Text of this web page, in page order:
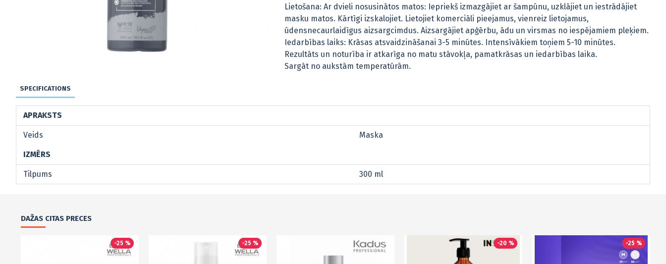
Lietošana: Ar dvieli nosusinātos matos: Iepriekš izmazgājiet ar šampūnu, uzklājiet un iestrādājiet
masku matos. Kārtīgi izskalojiet. Lietojiet komerciāli pieejamus, vienreiz lietojamus,
ūdensnecaurlaidīgus aizsargcimdus. Aizsargājiet apģērbu, ādu un virsmas no iespējamiem pleķiem.
Iedarbības laiks: Krāsas atsvaidzināšanai 3-5 minūtes. Intensīvākiem toņiem 5-10 minūtes.
Rezultāts un noturība ir atkarīga no matu stāvokļa, pamatkrāsas un iedarbības laika.
Sargāt no aukstām temperatūrām.
SPECIFICATIONS
APRAKSTS
Veids Maska
IZMĒRS
Tilpums 300 ml
DAŽAS CITAS PRECES
-25 % -25 % -20 % -25 %